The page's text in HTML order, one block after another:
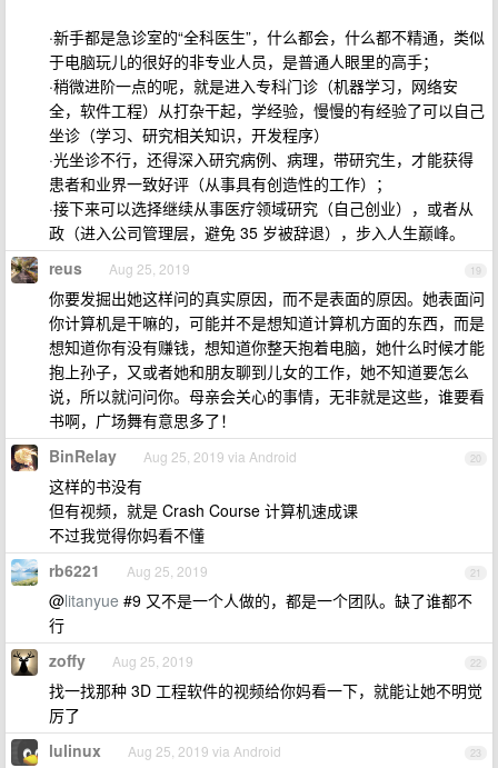
·新手都是急诊室的“全科医生”，什么都会，什么都不精通，类似
于电脑玩儿的很好的非专业人员，是普通人眼里的高手；
·稍微进阶一点的呢，就是进入专科门诊（机器学习，网络安
全，软件工程）从打杂干起，学经验，慢慢的有经验了可以自己
坐诊（学习、研究相关知识，开发程序）
·光坐诊不行，还得深入研究病例、病理，带研究生，才能获得
患者和业界一致好评（从事具有创造性的工作）；
·接下来可以选择继续从事医疗领域研究（自己创业），或者从
政（进入公司管理层，避免 35 岁被辞退），步入人生巅峰。
19
reus Aug 25, 2019
你要发掘出她这样问的真实原因，而不是表面的原因。她表面问
你计算机是干嘛的，可能并不是想知道计算机方面的东西，而是
想知道你有没有赚钱，想知道你整天抱着电脑，她什么时候才能
抱上孙子，又或者她和朋友聊到儿女的工作，她不知道要怎么
说，所以就问问你。母亲会关心的事情，无非就是这些，谁要看
书啊，广场舞有意思多了！
20
BinRelay Aug 25, 2019 via Android
这样的书没有
但有视频，就是 Crash Course 计算机速成课
不过我觉得你妈看不懂
21
rb6221 Aug 25, 2019
@litanyue #9 又不是一个人做的，都是一个团队。缺了谁都不
行
22
zoffy Aug 25, 2019
找一找那种 3D 工程软件的视频给你妈看一下，就能让她不明觉
厉了
23
lulinux Aug 25, 2019 via Android